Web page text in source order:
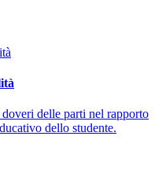
delle parti nel rapporto
dello studente.